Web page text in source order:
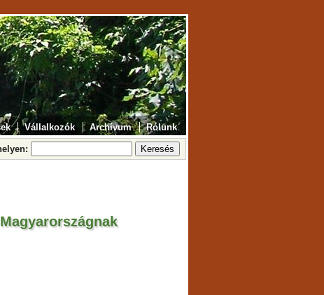
Vállalkozók Archívum Rólunk